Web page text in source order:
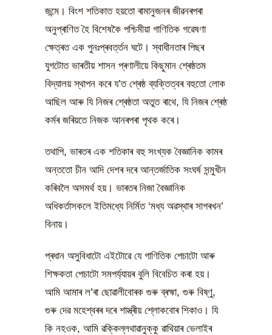
জন্মে। বিংশ শতিকাত হয়তো ৰামানুজনৰ জীৱনৰপৰা
অনুপ্ৰাণিত হৈ বিশেষকৈ পশ্চিমীয়া গাণিতিক গৱেষণা
ক্ষেত্ৰত এক পুনঃপ্ৰবৰ্ত্তন ঘটে। স্বাধীনতাৰ পিছৰ
যুগটোত ভাৰতীয় শাসন প্ৰণালীয়ে কিছুমান শ্ৰেষ্ঠতম
বিদ্যালয় স্থাপন কৰে য’ত শ্ৰেষ্ঠ ব্যক্তিত্বৰ বহুতো লোক
আছিল আৰু যি নিজৰ শ্ৰেষ্ঠতা অতুত ৰাথে, যি নিজৰ শ্ৰেষ্ঠ
কৰ্মৰ জৰিয়তে নিজক আনৰপৰা পৃথক কৰে।
তথাপি, ভাৰতৰ এক শতিকাৰ বহু সংখ্যক বৈজ্ঞানিক কামৰ
অন্ততো চীন আদি দেশৰ দৰে আন্তৰ্জাতিক সংঘৰ্ষ সন্মুখীন
কৰিবলৈ অসমৰ্থ হয়। ভাৰতৰ নিজা বৈজ্ঞানিক
অধিকৰ্তাসকলে ইতিমধ্যে নিৰ্মিত ‘মধ্য অৱস্থাৰ সাগৰখন’
বিনায়।
প্ৰধান অসুবিধাটো এইটোৱে যে গাণিতিক পেচাটো আৰু
শিক্ষকতা পেচাটো সমপৰ্য্যায়ৰ বুলি বিবেচিত কৰা হয়।
আমি আমাৰ ল’ৰা ছোৱালীবোৰক গুৰু ব্ৰহ্মা, গুৰু বিষ্ণু,
গুৰু দেৱ মহেশ্বৰৰ দৰে শাস্ত্ৰীয় শ্লোকবোৰ শিকাও। যি
কি নহওক, আমি ৱক্কিল্লথাৱানুক্কু ৱাথিয়াৰ ভেলাইৰ